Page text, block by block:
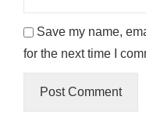
Save my name,
for the next time I